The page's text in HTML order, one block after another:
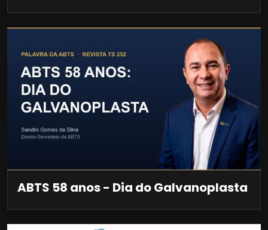
ABTS 58 anos - Dia do Galvanoplasta